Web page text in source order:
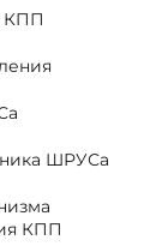
КПП
ШРУСа
КПП